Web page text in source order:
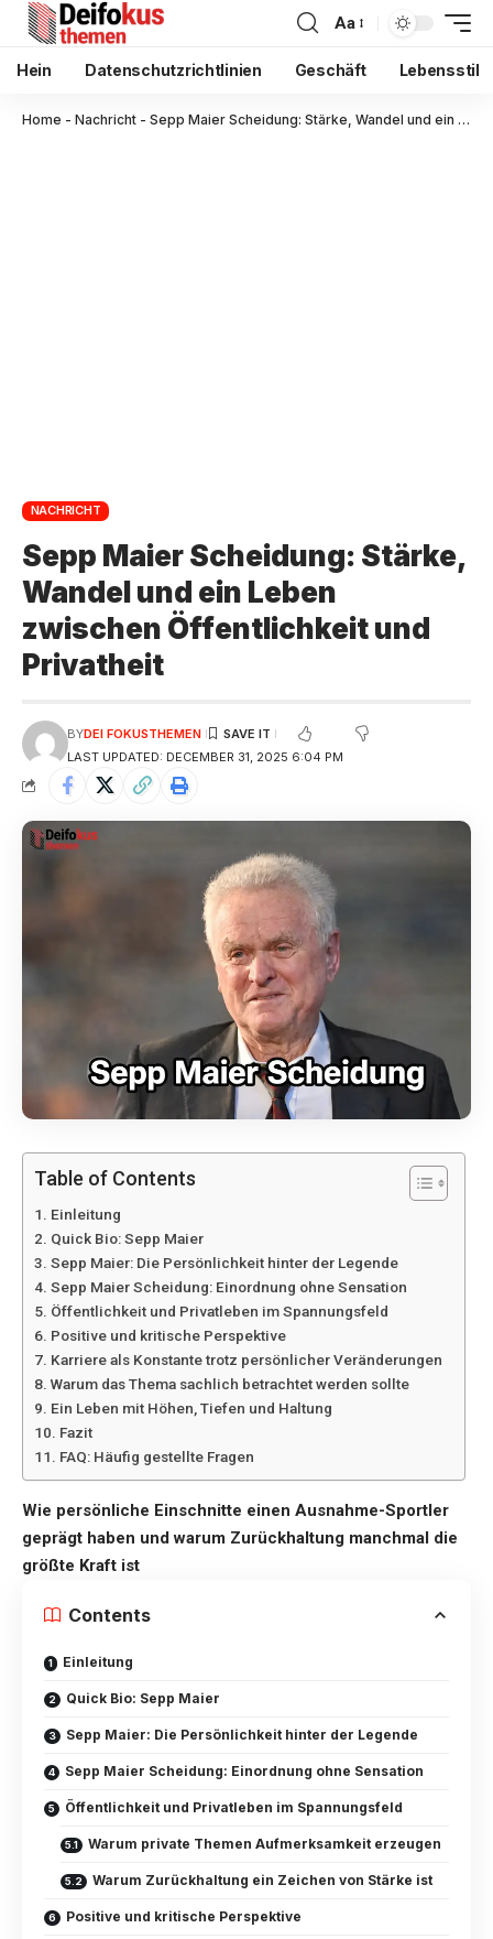
Aa
Hein Datenschutzrichtlinien Geschäft Lebensstil
Home - Nachricht - Sepp Maier Scheidung: Stärke, Wandel und ein Leben zwischen Öffentlichkeit und Privatheit
NACHRICHT
Sepp Maier Scheidung: Stärke,
Wandel und ein Leben
zwischen Öffentlichkeit und
Privatheit
LAST UPDATED: DECEMBER 31, 2025 6:04 PM
BYDEI FOKUSTHEMEN
Table of Contents
Einleitung
Quick Bio: Sepp Maier
Sepp Maier: Die Persönlichkeit hinter der Legende
Sepp Maier Scheidung: Einordnung ohne Sensation
Öffentlichkeit und Privatleben im Spannungsfeld
Positive und kritische Perspektive
Karriere als Konstante trotz persönlicher Veränderungen
Warum das Thema sachlich betrachtet werden sollte
Ein Leben mit Höhen, Tiefen und Haltung
Fazit
FAQ: Häufig gestellte Fragen
Wie persönliche Einschnitte einen Ausnahme-Sportler
geprägt haben und warum Zurückhaltung manchmal die
größte Kraft ist
Contents
Einleitung
Quick Bio: Sepp Maier
Sepp Maier: Die Persönlichkeit hinter der Legende
Sepp Maier Scheidung: Einordnung ohne Sensation
Öffentlichkeit und Privatleben im Spannungsfeld
Warum private Themen Aufmerksamkeit erzeugen
Warum Zurückhaltung ein Zeichen von Stärke ist
Positive und kritische Perspektive